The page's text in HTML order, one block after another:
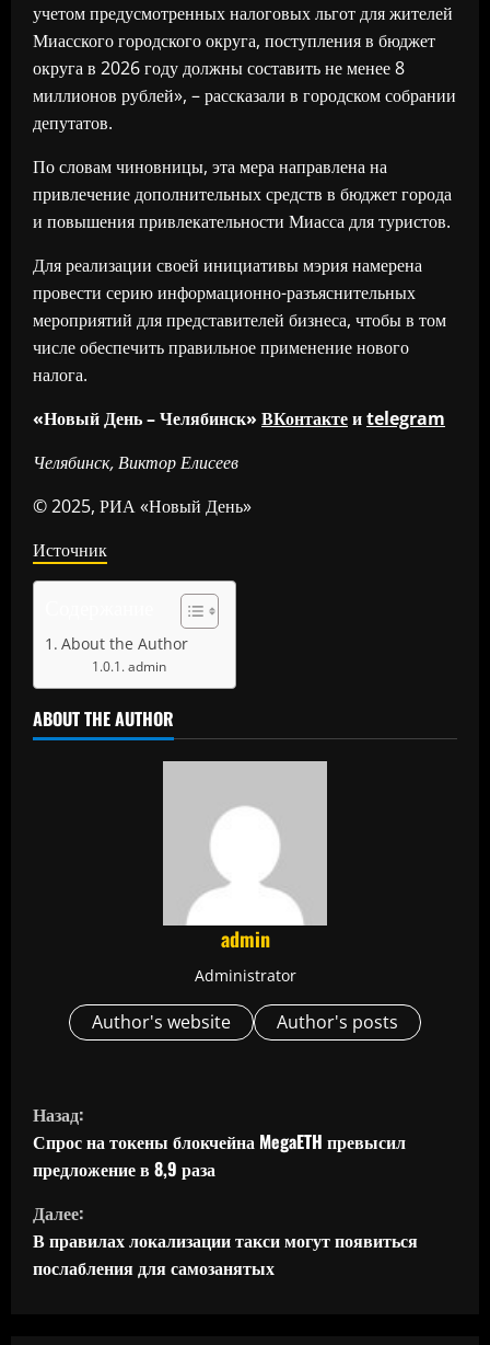
учетом предусмотренных налоговых льгот для жителей
Миасского городского округа, поступления в бюджет
округа в 2026 году должны составить не менее 8
миллионов рублей», – рассказали в городском собрании
депутатов.
По словам чиновницы, эта мера направлена на
привлечение дополнительных средств в бюджет города
и повышения привлекательности Миасса для туристов.
Для реализации своей инициативы мэрия намерена
провести серию информационно-разъяснительных
мероприятий для представителей бизнеса, чтобы в том
числе обеспечить правильное применение нового
налога.
«Новый День – Челябинск» ВКонтактеиtelegram
Челябинск, Виктор Елисеев
© 2025, РИА «Новый День»
Источник
About the Author
admin
ABOUT THE AUTHOR
admin
Administrator
Author's website Author's posts
П
р
о
д
о
Назад:
Спрос на токены блокчейна MegaETH превысил
предложение в 8,9 раза
Далее:
В правилах локализации такси могут появиться
послабления для самозанятых